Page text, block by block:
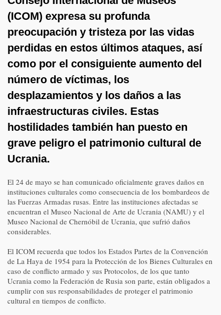
(ICOM) expresa su profunda
preocupación y tristeza por las vidas
perdidas en estos últimos ataques, así
como por el consiguiente aumento del
número de víctimas, los
desplazamientos y los daños a las
infraestructuras civiles. Estas
hostilidades también han puesto en
grave peligro el patrimonio cultural de
Ucrania.
El 24 de mayo se han comunicado oficialmente graves daños en
instituciones culturales como consecuencia de los bombardeos de
las Fuerzas Armadas rusas. Entre las instituciones afectadas se
encuentran el Museo Nacional de Arte de Ucrania (NAMU) y el
Museo Nacional de Chernóbil de Ucrania, que sufrió daños
considerables.
El ICOM recuerda que todos los Estados Partes de la Convención
de La Haya de 1954 para la Protección de los Bienes Culturales en
caso de conflicto armado y sus Protocolos, de los que tanto
Ucrania como la Federación de Rusia son parte, están obligados a
cumplir con sus responsabilidades de proteger el patrimonio
cultural en tiempos de conflicto.